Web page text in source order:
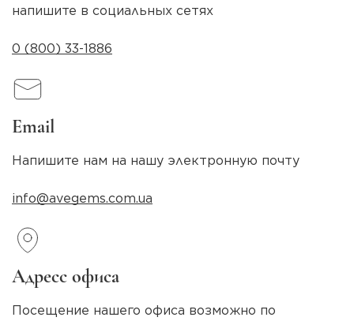
напишите в социальных сетях
0 (800) 33-1886
Email
Напишите нам на нашу электронную почту
info@avegems.com.ua
Адресс офиса
Посещение нашего офиса возможно по